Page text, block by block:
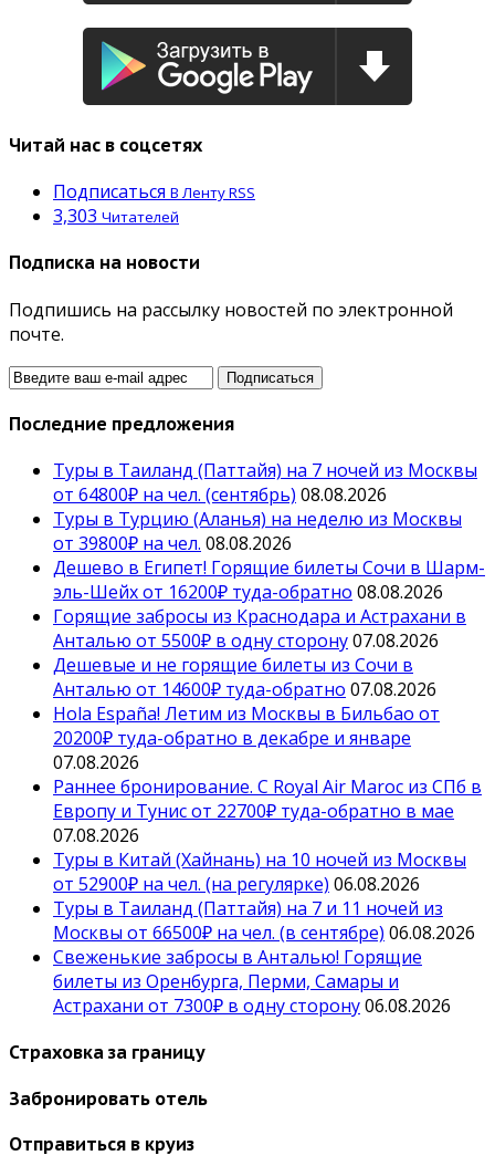
Читай нас в соцсетях
Подписаться В Ленту RSS
3,303 Читателей
Подписка на новости
Подпишись на рассылку новостей по электронной
почте.
Последние предложения
Туры в Таиланд (Паттайя) на 7 ночей из Москвы
от 64800₽ на чел. (сентябрь) 08.08.2026
Туры в Турцию (Аланья) на неделю из Москвы
от 39800₽ на чел. 08.08.2026
Дешево в Египет! Горящие билеты Сочи в Шарм-
эль-Шейх от 16200₽ туда-обратно 08.08.2026
Горящие забросы из Краснодара и Астрахани в
Анталью от 5500₽ в одну сторону07.08.2026
Дешевые и не горящие билеты из Сочи в
Анталью от 14600₽ туда-обратно 07.08.2026
Hola España! Летим из Москвы в Бильбао от
20200₽ туда-обратно в декабре и январе
07.08.2026
Раннее бронирование. С Royal Air Maroc из СПб в
Европу и Тунис от 22700₽ туда-обратно в мае
07.08.2026
Туры в Китай (Хайнань) на 10 ночей из Москвы
от 52900₽ на чел. (на регулярке) 06.08.2026
Туры в Таиланд (Паттайя) на 7 и 11 ночей из
Москвы от 66500₽ на чел. (в сентябре) 06.08.2026
Свеженькие забросы в Анталью! Горящие
билеты из Оренбурга, Перми, Самары и
Астрахани от 7300₽ в одну сторону06.08.2026
Страховка за границу
Забронировать отель
Отправиться в круиз